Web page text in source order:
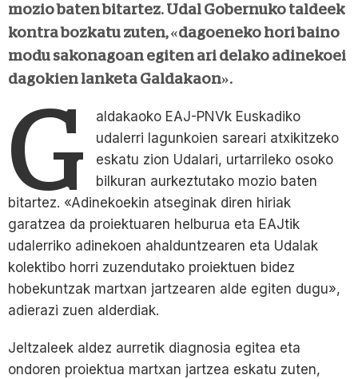
mozio baten bitartez. Udal Gobernuko taldeek
kontra bozkatu zuten, «dagoeneko hori baino
modu sakonagoan egiten ari delako adinekoei
dagokien lanketa Galdakaon».
G
aldakaoko EAJ-PNVk Euskadiko
udalerri lagunkoien sareari atxikitzeko
eskatu zion Udalari, urtarrileko osoko
bilkuran aurkeztutako mozio baten
bitartez. «Adinekoekin atseginak diren hiriak
garatzea da proiektuaren helburua eta EAJtik
udalerriko adinekoen ahalduntzearen eta Udalak
kolektibo horri zuzendutako proiektuen bidez
hobekuntzak martxan jartzearen alde egiten dugu»,
adierazi zuen alderdiak.
Jeltzaleek aldez aurretik diagnosia egitea eta
ondoren proiektua martxan jartzea eskatu zuten,